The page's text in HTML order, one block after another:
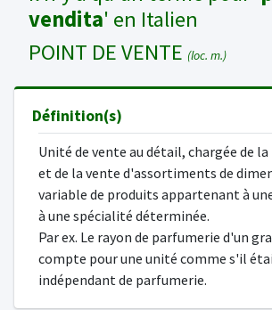
vendita' en Italien
POINT DE VENTE (loc. m.)
Définition(s)
Unité de vente au détail, chargée de
et de la vente d'assortiments de
variable de produits appartenant à
à une spécialité déterminée.
Par ex. Le rayon de parfumerie d'un
compte pour une unité comme s'il
indépendant de parfumerie.